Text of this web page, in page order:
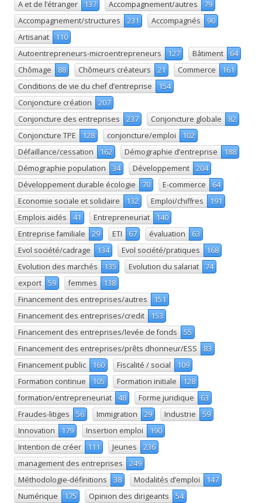
A et de l’étranger 137 Accompagnement/autres
79
Accompagnement/structures
231 Accompagnés
90
Artisanat
110
Autoentrepreneurs-microentrepreneurs
127 Bâtiment
64
Chômage
88 Chômeurs créateurs 21 Commerce
161
Conditions de vie du chef d’entreprise
154
Conjoncture création
207
Conjoncture des entreprises
237 Conjoncture globale
82
Conjoncture TPE
128 conjoncture/emploi
102
Défaillance/cessation
162 Démographie d’entreprise
188
Démographie population
34 Développement
204
Développement durable écologie
70 E-commerce
64
Economie sociale et solidaire
132 Emploi/chiffres
191
Emplois aidés
41 Entrepreneuriat
140
Entreprise familiale
29 ETI 67 évaluation
63
Evol société/cadrage
134 Evol société/pratiques
168
Evolution des marchés
135 Evolution du salariat
74
export
59 femmes
138
Financement des entreprises/autres
151
Financement des entreprises/credit
153
Financement des entreprises/levée de fonds
55
Financement des entreprises/prêts dhonneur/ESS
83
Financement public
160 Fiscalité / social
109
Formation continue
105 Formation initiale
128
formation/entrepreneuriat
48 Forme juridique
63
Fraudes-litiges
56 Immigration 29 Industrie
59
Innovation
179 Insertion emploi
190
Intention de créer
111 Jeunes
236
management des entreprises
249
Méthodologie-définitions
38 Modalités d’emploi
147
Numérique
175 Opinion des dirigeants
54